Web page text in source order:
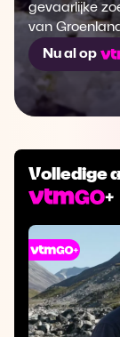
gevaarlijke
van
Nu al op
Volledige